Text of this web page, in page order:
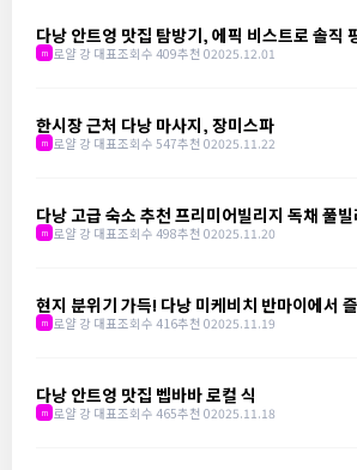
다낭 안트엉 맛집 탐방기, 에픽 비스트로 솔직
m 로얄 강 대표 조회수 409추천 02025.12.01
한시장 근처 다낭 마사지, 장미스파
m 로얄 강 대표 조회수 547추천 02025.11.22
다낭 고급 숙소 추천 프리미어빌리지 독채 풀
m 로얄 강 대표 조회수 498추천 02025.11.20
현지 분위기 가득! 다낭 미케비치 반마이에서
짜 한 그릇
m 로얄 강 대표 조회수 416추천 02025.11.19
다낭 안트엉 맛집 벱바바 로컬 식
m 로얄 강 대표 조회수 465추천 02025.11.18